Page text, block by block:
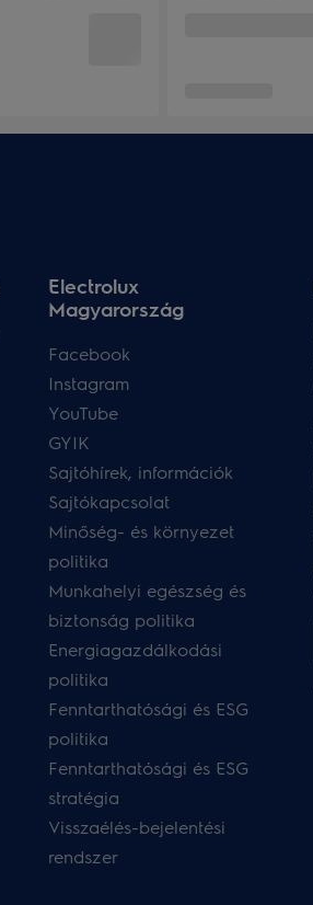
Electrolux
Magyarország
Facebook
Instagram
YouTube
GYIK
Sajtóhírek, információk
Sajtókapcsolat
Minőség- és környezet
politika
Munkahelyi egészség és
biztonság politika
Energiagazdálkodási
politika
Fenntarthatósági és ESG
politika
Fenntarthatósági és ESG
stratégia
Visszaélés-bejelentési
rendszer